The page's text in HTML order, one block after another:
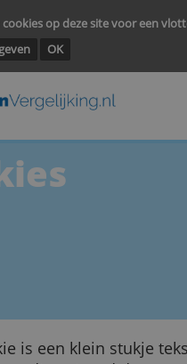
cookies op deze site voor